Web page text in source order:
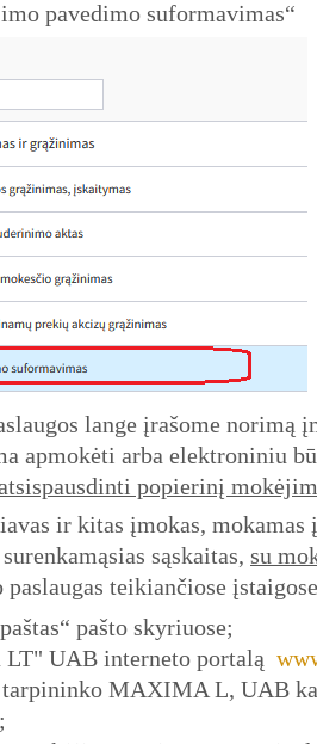
pavedimo suformavimas“
lange įrašome norimą
apmokėti arba elektroniniu
popierinį
ir kitas įmokas, mokamas
sąskaitas, su
teikiančiose
pašto skyriuose;
LT" UAB interneto portalą
MAXIMA L, UAB